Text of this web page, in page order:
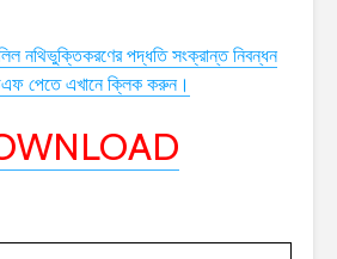
নথিভুক্তিকরণের পদ্ধতি সংক্রান্ত নিবন্ধন
পেতে এখানে ক্লিক করুন।